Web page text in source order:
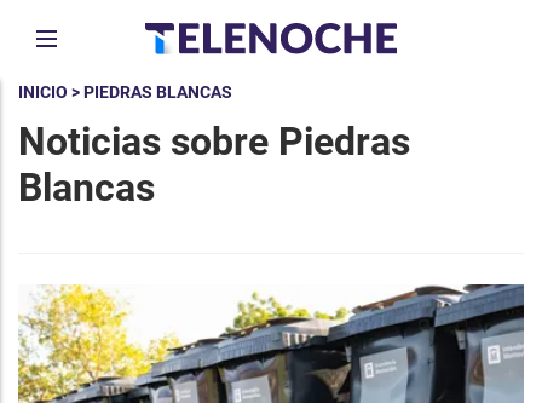
INICIO > PIEDRAS BLANCAS
Noticias sobre Piedras
Blancas